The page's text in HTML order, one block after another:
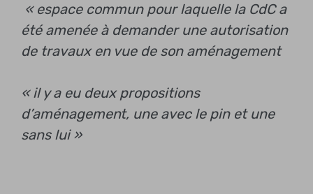
« espace commun pour laquelle la CdC a
été amenée à demander une autorisation
de travaux en vue de son aménagement
« il y a eu deux propositions
d’aménagement, une avec le pin et une
sans lui »